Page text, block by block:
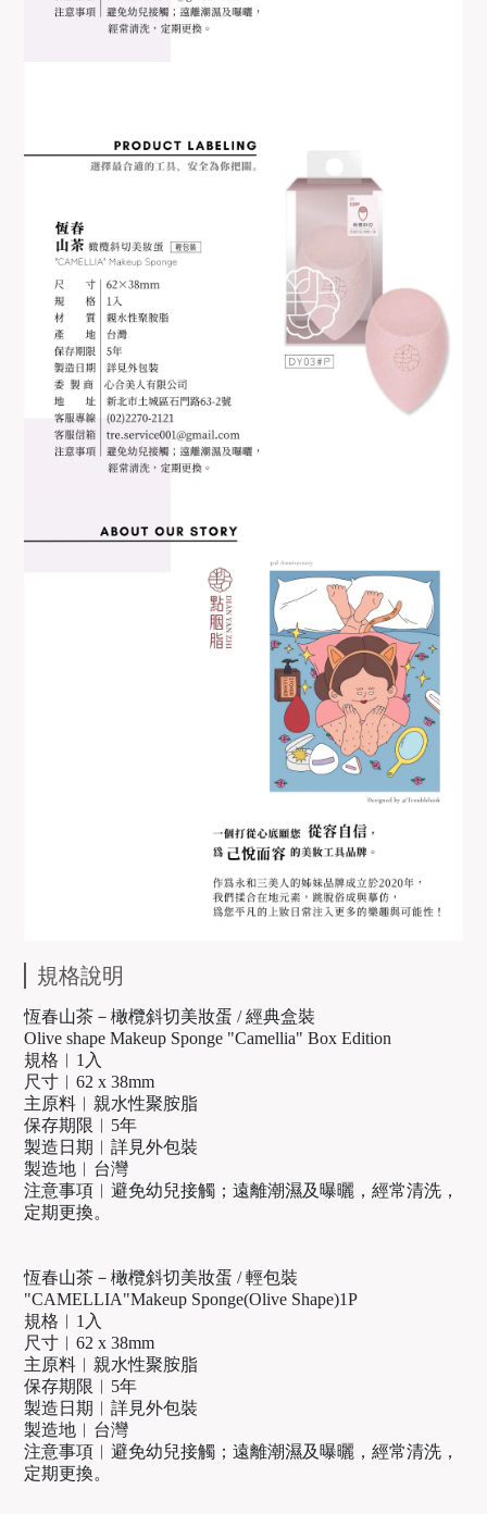
規格說明
恆春山茶－橄欖斜切美妝蛋 / 經典盒裝
Olive shape Makeup Sponge "Camellia" Box Edition
規格︱1入
尺寸︱62 x 38mm
主原料︱親水性聚胺脂
保存期限︱5年
製造日期︱詳見外包裝
製造地︱台灣
注意事項︱避免幼兒接觸；遠離潮濕及曝曬，經常清洗，
定期更換。
恆春山茶－橄欖斜切美妝蛋 / 輕包裝
"CAMELLIA"Makeup Sponge(Olive Shape)1P
規格︱1入
尺寸︱62 x 38mm
主原料︱親水性聚胺脂
保存期限︱5年
製造日期︱詳見外包裝
製造地︱台灣
注意事項︱避免幼兒接觸；遠離潮濕及曝曬，經常清洗，
定期更換。